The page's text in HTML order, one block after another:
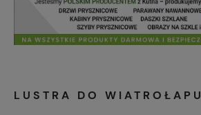
LUSTRA DO WIATROŁAPU